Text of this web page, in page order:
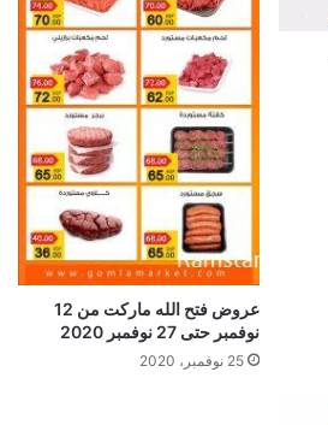
عروض فتح الله ماركت من 12
نوفمبر حتى 27 نوفمبر 2020
25 نوفمبر، 2020